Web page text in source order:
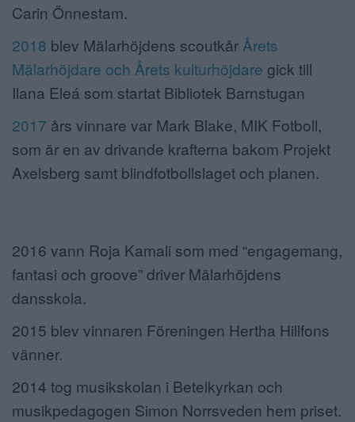
Carin Önnestam.
2018 blev Mälarhöjdens scoutkår Årets
Mälarhöjdare och Årets kulturhöjdare gick till
Ilana Eleá som startat Bibliotek Barnstugan
2017 års vinnare var Mark Blake, MIK Fotboll,
som är en av drivande krafterna bakom Projekt
Axelsberg samt blindfotbollslaget och planen.
2016 vann Roja Kamali som med “engagemang,
fantasi och groove” driver Mälarhöjdens
dansskola.
2015 blev vinnaren Föreningen Hertha Hillfons
vänner.
2014 tog musikskolan i Betelkyrkan och
musikpedagogen Simon Norrsveden hem priset.